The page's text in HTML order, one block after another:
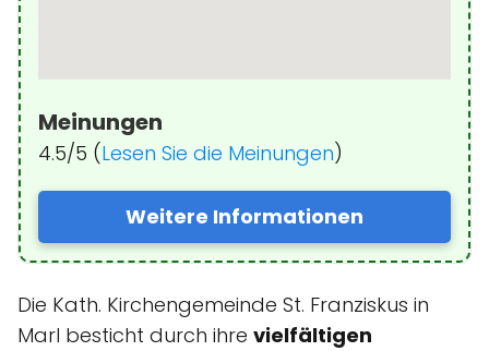
Meinungen
4.5/5 (Lesen Sie die Meinungen)
Weitere Informationen
Die Kath. Kirchengemeinde St. Franziskus in
Marl besticht durch ihre vielfältigen